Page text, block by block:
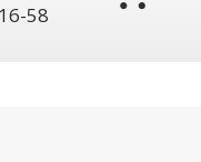
58